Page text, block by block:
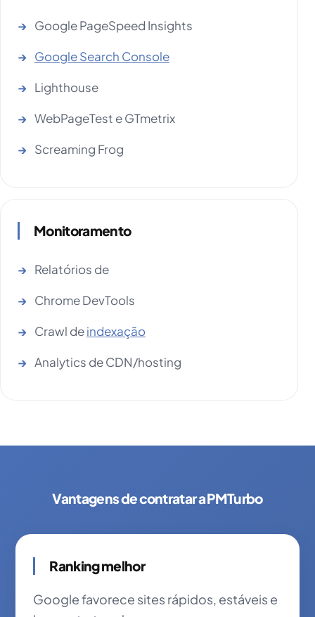
Google PageSpeed Insights
Google Search Console
Lighthouse
WebPageTest e GTmetrix
Screaming Frog
Monitoramento
Relatórios de
Chrome DevTools
Crawl deindexação
Analytics de CDN/hosting
Vantagens de contratar a PMTurbo
Ranking melhor
Google favorece sites rápidos, estáveis e